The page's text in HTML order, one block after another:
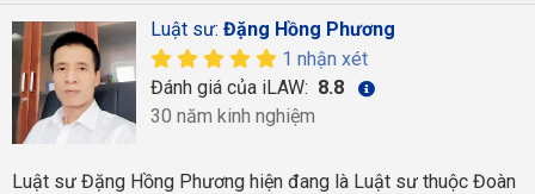
Luật sư: Đặng Hồng Phương
1 nhận xét
Đánh giá của iLAW: 8.8
30 năm kinh nghiệm
Luật sư Đặng Hồng Phương hiện đang là Luật sư thuộc Đoàn